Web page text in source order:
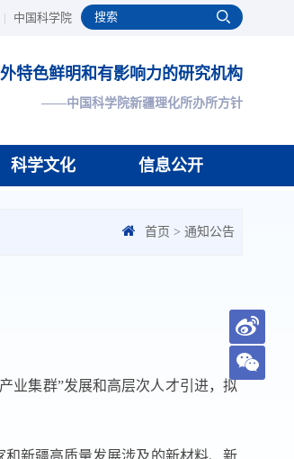
| 中国科学院
特色鲜明和有影响力的研究机构
——中国科学院新疆理化所办所方针
科学文化 信息公开
首页 > 通知公告
业集群”发展和高层次人才引进，拟
新疆高质量发展涉及的新材料、新